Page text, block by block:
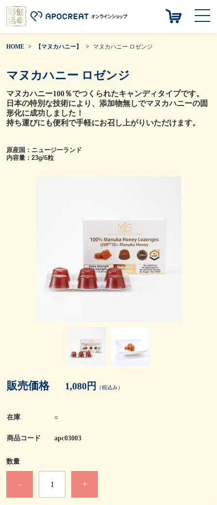
HOME 【マヌカハニー】 マヌカハニー ロゼンジ
マヌカハニー ロゼンジ
マヌカハニー100％でつくられたキャンディタイプです。
日本の特別な技術により、添加物無しでマヌカハニーの固
形化に成功しました！
持ち運びにも便利で手軽にお召し上がりいただけます。
原産国：ニュージーランド
内容量：23g/6粒
販売価格 1,080円 （税込み）
在庫 ○
商品コード apc03003
数量
- +